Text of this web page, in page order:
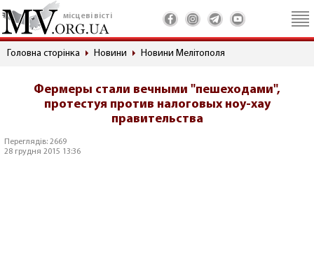
місцеві вісті
Головна сторінка Новини Новини Мелітополя
Фермеры стали вечными "пешеходами",
протестуя против налоговых ноу-хау
правительства
Переглядів: 2669
28 грудня 2015 13:36